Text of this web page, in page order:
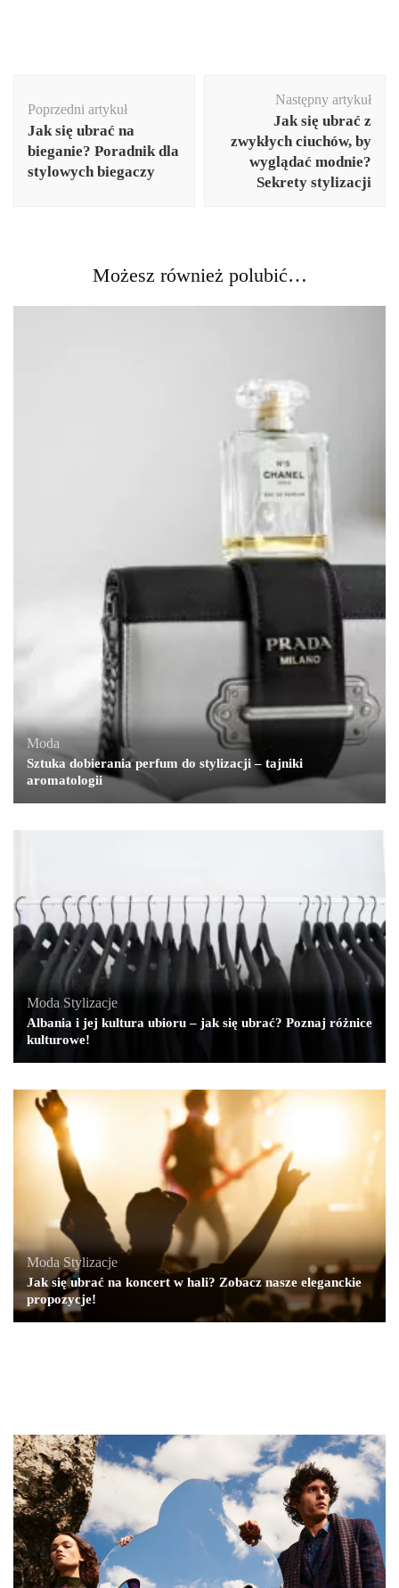
wpisu
Poprzedni artykuł
Jak się ubrać na
bieganie? Poradnik dla
stylowych biegaczy
Następny artykuł
Jak się ubrać z
zwykłych ciuchów, by
wyglądać modnie?
Sekrety stylizacji
Możesz również polubić…
Moda
Sztuka dobierania perfum do stylizacji – tajniki
aromatologii
Moda,Stylizacje
Albania i jej kultura ubioru – jak się ubrać? Poznaj różnice
kulturowe!
Moda,Stylizacje
Jak się ubrać na koncert w hali? Zobacz nasze eleganckie
propozycje!